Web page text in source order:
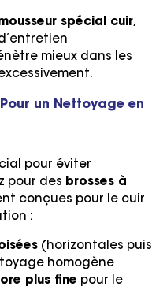
spécial cuir,
mieux dans les
un Nettoyage en
pour éviter
pour des brosses à
conçues pour le cuir
:
(horizontales puis
homogène
plus fine pour le